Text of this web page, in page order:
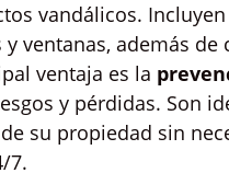
vandálicos.
ventanas, además de
ventaja es la
y pérdidas. Son
su propiedad sin
7.